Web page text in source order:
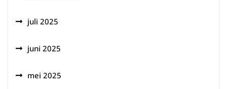
juli 2025
juni 2025
mei 2025